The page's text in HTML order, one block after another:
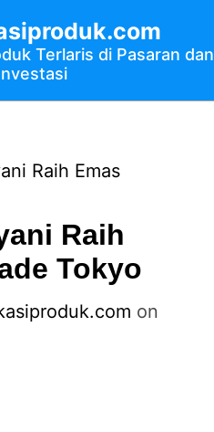
Terlaris di Pasaran dan
Raih Emas
Raih
Tokyo
on